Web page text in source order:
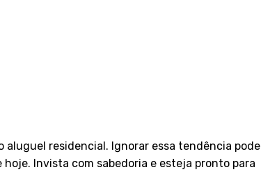
residencial. Ignorar essa tendência pode
Invista com sabedoria e esteja pronto para